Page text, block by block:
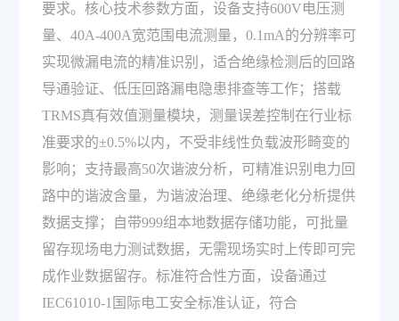
要求。核心技术参数方面，设备支持600V电压测
量、40A-400A宽范围电流测量，0.1mA的分辨率可
实现微漏电流的精准识别，适合绝缘检测后的回路
导通验证、低压回路漏电隐患排查等工作；搭载
TRMS真有效值测量模块，测量误差控制在行业标
准要求的±0.5%以内，不受非线性负载波形畸变的
影响；支持最高50次谐波分析，可精准识别电力回
路中的谐波含量，为谐波治理、绝缘老化分析提供
数据支撑；自带999组本地数据存储功能，可批量
留存现场电力测试数据，无需现场实时上传即可完
成作业数据留存。标准符合性方面，设备通过
IEC61010-1国际电工安全标准认证，符合